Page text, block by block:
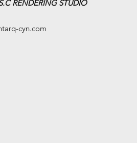
RENDERING STUDIO
cyn.com